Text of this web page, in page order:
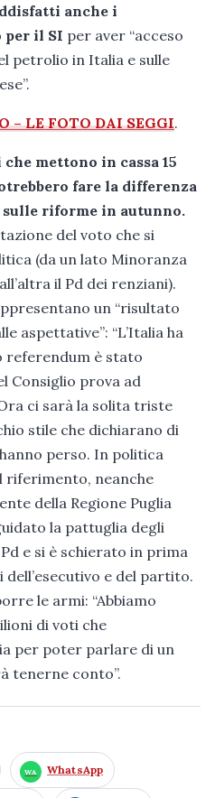
anche i
per il SI per aver “acceso
petrolio in Italia e sulle
– LE FOTO DAI SEGGI.
mettono in cassa 15
fare la differenza
riforme in autunno.
del voto che si
(da un lato Minoranza
il Pd dei renziani).
un “risultato
aspettative”: “L’Italia ha
referendum è stato
Consiglio prova ad
ci sarà la solita triste
stile che dichiarano di
perso. In politica
riferimento, neanche
della Regione Puglia
la pattuglia degli
e si è schierato in prima
e del partito.
le armi: “Abbiamo
di voti che
per poter parlare di un
tenerne conto”.
WhatsApp